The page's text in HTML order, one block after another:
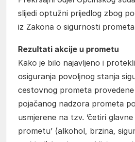
slijedi optužni prijedlog zbog
iz Zakona o sigurnosti
Rezultati akcije u prometu
Kako je bilo najavljeno i
osiguranja povoljnog stanja
cestovnog prometa
pojačanog nadzora prometa
usmjerene na tzv. ‘četiri
prometu’ (alkohol, brzina,